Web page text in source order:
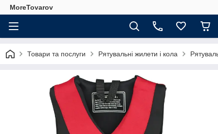
MoreTovarov
Товари та послуги Рятувальні жилети і кола